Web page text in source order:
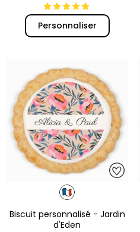
Personnaliser
Biscuit personnalisé - Jardin
d'Eden